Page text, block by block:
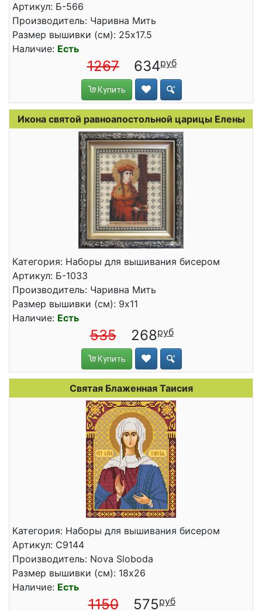
Артикул: Б-566
Производитель: Чаривна Мить
Размер вышивки (см): 25x17.5
Наличие: Есть
1267 634
Купить
Икона святой равноапостольной царицы Елены
Категория: Наборы для вышивания бисером
Артикул: Б-1033
Производитель: Чаривна Мить
Размер вышивки (см): 9x11
Наличие: Есть
535 268
Купить
Святая Блаженная Таисия
Категория: Наборы для вышивания бисером
Артикул: С9144
Производитель: Nova Sloboda
Размер вышивки (см): 18x26
Наличие: Есть
1150 575